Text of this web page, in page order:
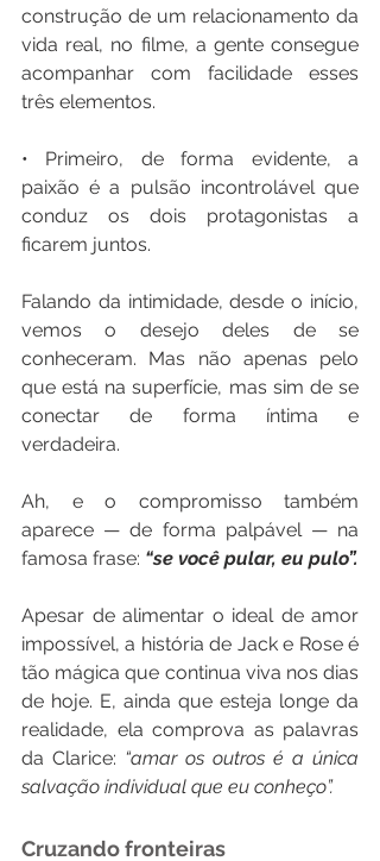
construção de um relacionamento da
vida real, no filme, a gente consegue
acompanhar com facilidade esses
três elementos.
• Primeiro, de forma evidente, a
paixão é a pulsão incontrolável que
conduz os dois protagonistas a
ficarem juntos.
Falando da intimidade, desde o início,
vemos o desejo deles de se
conheceram. Mas não apenas pelo
que está na superfície, mas sim de se
conectar de forma íntima e
verdadeira.
Ah, e o compromisso também
aparece — de forma palpável — na
famosa frase: “se você pular, eu pulo”.
Apesar de alimentar o ideal de amor
impossível, a história de Jack e Rose é
tão mágica que continua viva nos dias
de hoje. E, ainda que esteja longe da
realidade, ela comprova as palavras
da Clarice: “amar os outros é a única
salvação individual que eu conheço”.
Cruzando fronteiras